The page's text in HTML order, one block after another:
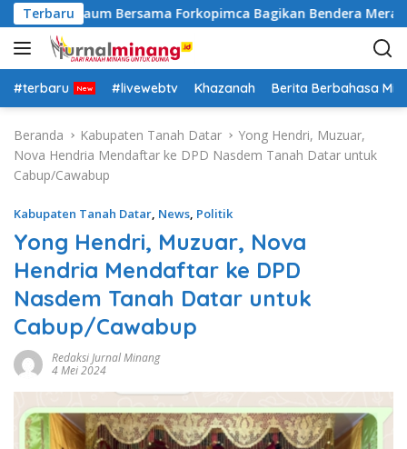
a
g
u
Terbaru
Lima Kaum Bersama Forkopimca Bagikan Bendera Merah
#terbaru #livewebtv Khazanah Berita Berbahasa
Beranda Kabupaten Tanah Datar
Yong Hendri, Muzuar,
Nova Hendria Mendaftar ke DPD Nasdem Tanah Datar untuk
Cabup/Cawabup
Kabupaten Tanah Datar, News, Politik
Yong Hendri, Muzuar, Nova
Hendria Mendaftar ke DPD
Nasdem Tanah Datar untuk
Cabup/Cawabup
Redaksi Jurnal Minang
4 Mei 2024